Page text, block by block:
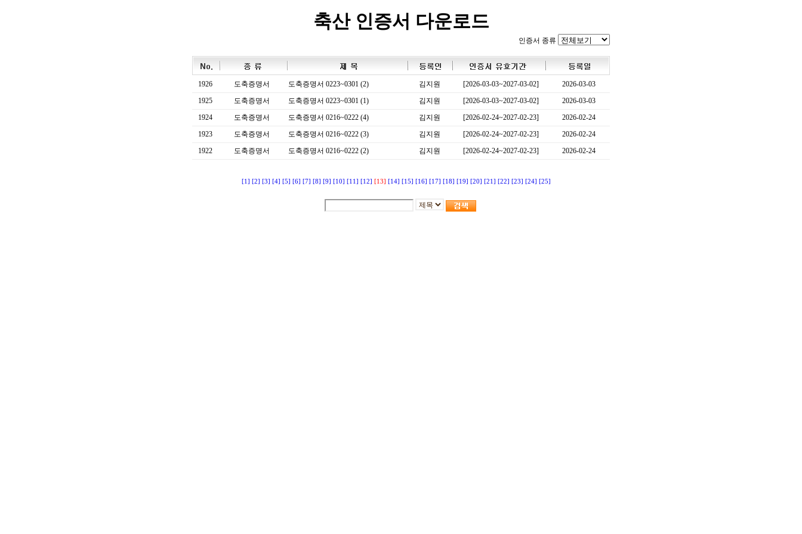
축산 인증서 다운로드
인증서 종류
1926 도축증명서 도축증명서 0223~0301 (2) 김지원 [2026-03-03~2027-03-02]
2026-03-03
1925
도축증명서 도축증명서 0223~0301 (1) 김지원 [2026-03-03~2027-03-02]
2026-03-03
1924
도축증명서 도축증명서 0216~0222 (4) 김지원 [2026-02-24~2027-02-23]
2026-02-24
1923
도축증명서 도축증명서 0216~0222 (3) 김지원 [2026-02-24~2027-02-23]
2026-02-24
1922
도축증명서 도축증명서 0216~0222 (2) 김지원 [2026-02-24~2027-02-23] 2026-02-24
[1] [2] [3] [4] [5] [6] [7] [8] [9] [10] [11] [12] [13] [14] [15] [16] [17] [18] [19] [20] [21] [22] [23] [24] [25]